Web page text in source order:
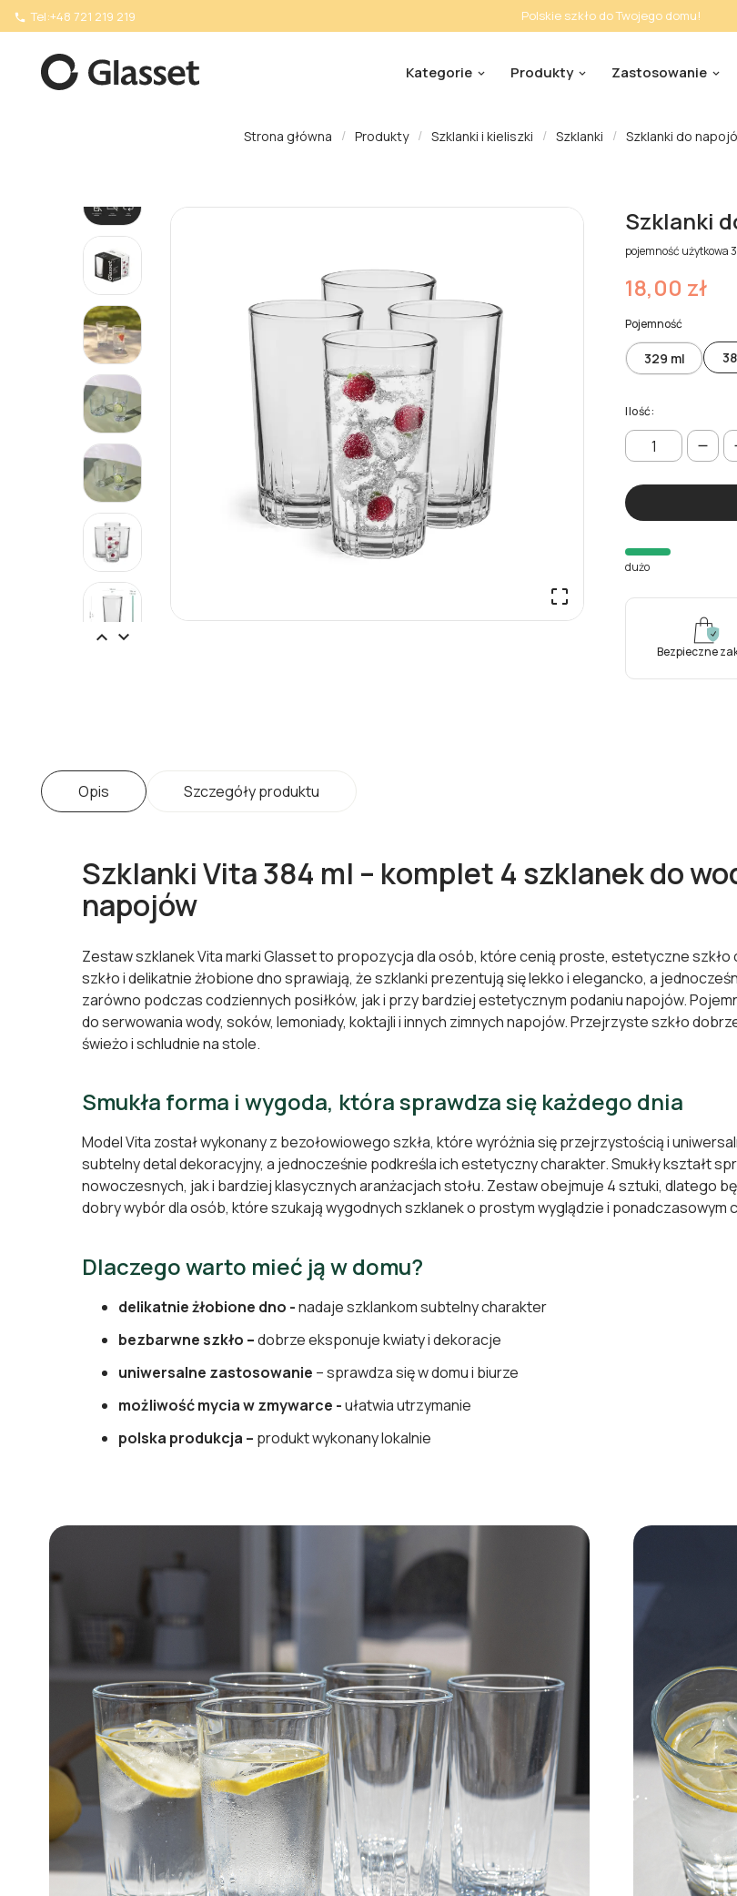
 Tel:+48 721 219 219 Polskie szkło do Twojego domu!
Kategorie Produkty Zastosowanie
Strona główna Produkty Szklanki i kieliszki Szklanki Szklanki do

 
Szklanki
pojemność użytkowa
18,00 zł
Pojemność
329 ml
Ilość:
dużo
Bezpieczne
Opis Szczegóły produktu
Szklanki Vita 384 ml – komplet 4 szklanek do
napojów
Zestaw szklanek Vita marki Glasset to propozycja dla osób, które cenią proste, estetyczne
szkło i delikatnie żłobione dno sprawiają, że szklanki prezentują się lekko i elegancko, a
zarówno podczas codziennych posiłków, jak i przy bardziej estetycznym podaniu napojów.
do serwowania wody, soków, lemoniady, koktajli i innych zimnych napojów. Przejrzyste szkło
świeżo i schludnie na stole.
Smukła forma i wygoda, która sprawdza się każdego dnia
Model Vita został wykonany z bezołowiowego szkła, które wyróżnia się przejrzystością i
subtelny detal dekoracyjny, a jednocześnie podkreśla ich estetyczny charakter. Smukły kształt
nowoczesnych, jak i bardziej klasycznych aranżacjach stołu. Zestaw obejmuje 4 sztuki, dlatego
dobry wybór dla osób, które szukają wygodnych szklanek o prostym wyglądzie i ponadczasowym
Dlaczego warto mieć ją w domu?
delikatnie żłobione dno -nadaje szklankom subtelny charakter
bezbarwne szkło –dobrze eksponuje kwiaty i dekoracje
uniwersalne zastosowanie – sprawdza się w domu i biurze
możliwość mycia w zmywarce -ułatwia utrzymanie
polska produkcja – produkt wykonany lokalnie